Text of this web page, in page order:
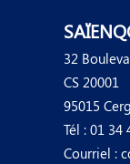
32
CS 20001
95015
Tél : 01 34
Courriel :